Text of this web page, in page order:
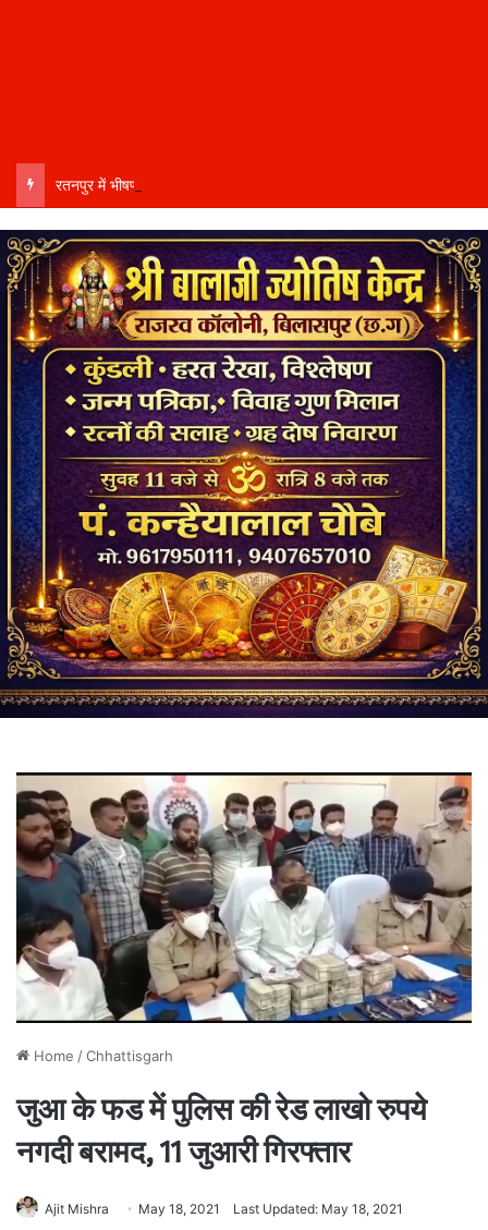
Home /Chhattisgarh
जुआ के फड में पुलिस की रेड लाखो रुपये
नगदी बरामद, 11 जुआरी गिरफ्तार
Ajit Mishra May 18, 2021 Last Updated: May 18, 2021